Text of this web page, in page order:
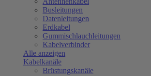
Busleitungen
Datenleitungen
Erdkabel
Gummischlauchleitungen
Kabelverbinder
Alle anzeigen
Kabelkanäle
Brüstungskanäle